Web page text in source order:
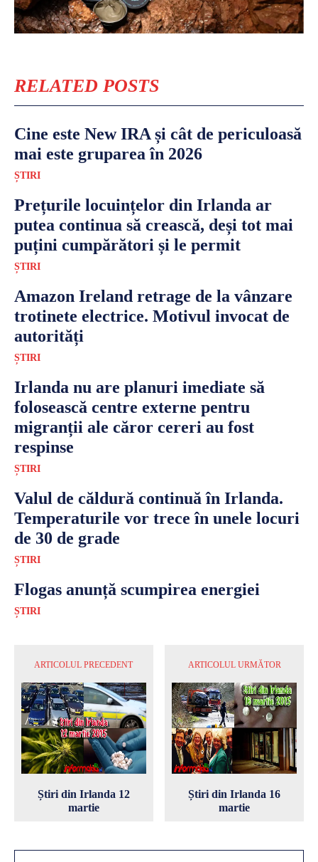
RELATED POSTS
Cine este New IRA și cât de periculoasă
mai este gruparea în 2026
ȘTIRI
Prețurile locuințelor din Irlanda ar
putea continua să crească, deși tot mai
puțini cumpărători și le permit
ȘTIRI
Amazon Ireland retrage de la vânzare
trotinete electrice. Motivul invocat de
autorități
ȘTIRI
Irlanda nu are planuri imediate să
folosească centre externe pentru
migranții ale căror cereri au fost
respinse
ȘTIRI
Valul de căldură continuă în Irlanda.
Temperaturile vor trece în unele locuri
de 30 de grade
ȘTIRI
Flogas anunță scumpirea energiei
ȘTIRI
ARTICOLUL PRECEDENT
Știri din Irlanda 12
martie
ARTICOLUL URMĂTOR
Știri din Irlanda 16
martie